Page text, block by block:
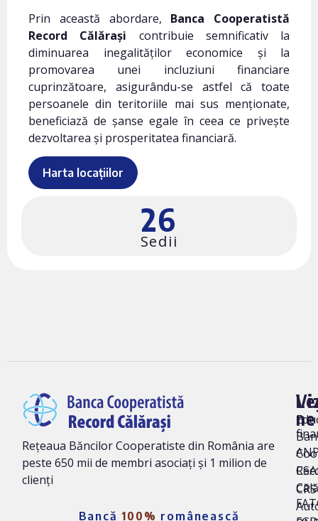
Prin această abordare, Banca Cooperatistă
Record Călărași contribuie semnificativ la
diminuarea inegalităților economice și la
promovarea unei incluziuni financiare
cuprinzătoare, asigurându-se astfel că toate
persoanele din teritoriile mai sus menționate,
beneficiază de șanse egale în ceea ce privește
dezvoltarea și prosperitatea financiară.
Harta locațiilor
26
Sedii
Rețeaua Băncilor Cooperatiste din România are
peste 650 mii de membri asociați și 1 milion de
clienți
Bancă 100% românească
ne